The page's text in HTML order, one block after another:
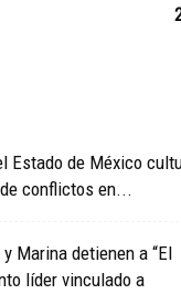
Estado de México
conflictos en...
Marina detienen a “El
líder vinculado a